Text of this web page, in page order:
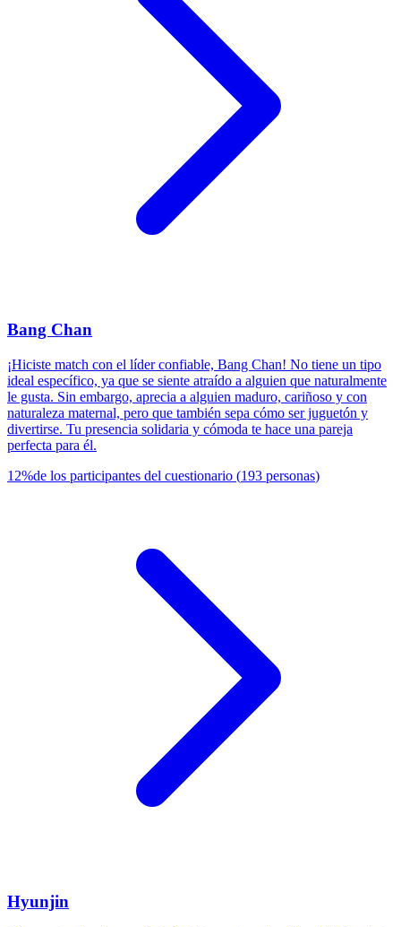
Bang Chan
¡Hiciste match con el líder confiable, Bang Chan! No tiene un tipo
ideal específico, ya que se siente atraído a alguien que naturalmente
le gusta. Sin embargo, aprecia a alguien maduro, cariñoso y con
naturaleza maternal, pero que también sepa cómo ser juguetón y
divertirse. Tu presencia solidaria y cómoda te hace una pareja
perfecta para él.
12%de los participantes del cuestionario (193 personas)
Hyunjin